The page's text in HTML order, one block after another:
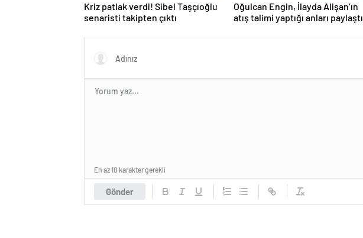
Kriz patlak verdi! Sibel Taşçıoğlu
senaristi takipten çıktı
Oğulcan Engin, İlayda Alişan’ın
atış talimi yaptığı anları paylaştı
Gönder
En az 10 karakter gerekli